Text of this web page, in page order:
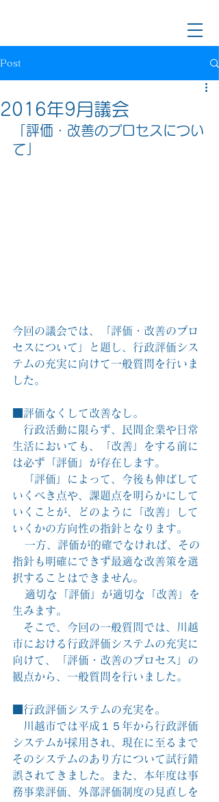
Post
2016年9月議会
「評価・改善のプロセスについ
て」
今回の議会では、「評価・改善のプロ
セスについて」と題し、行政評価シス
テムの充実に向けて一般質問を行いま
した。
■評価なくして改善なし。
行政活動に限らず、民間企業や日常
生活においても、「改善」をする前に
は必ず「評価」が存在します。
「評価」によって、今後も伸ばして
いくべき点や、課題点を明らかにして
いくことが、どのように「改善」して
いくかの方向性の指針となります。
指針も明確にできず最適な改善策を選
択することはできません。
生みます。
そこで、今回の一般質問では、川越
市における行政評価システムの充実に
向けて、「評価・改善のプロセス」の
観点から、一般質問を行いました。
■行政評価システムの充実を。
川越市では平成１５年から行政評価
システムが採用され、現在に至るまで
そのシステムのあり方について試行錯
誤されてきました。また、本年度は事
務事業評価、外部評価制度の見直しを